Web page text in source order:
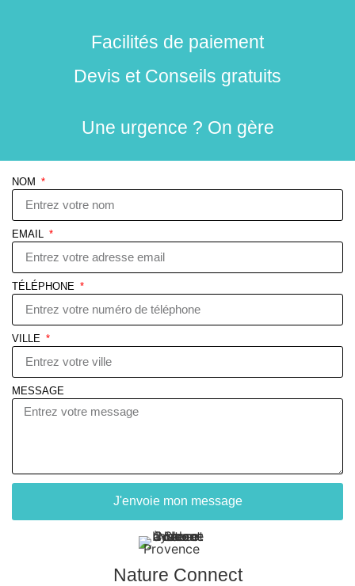
Facilités de paiement
Devis et Conseils gratuits
Une urgence ? On gère
NOM
EMAIL
TÉLÉPHONE
VILLE
MESSAGE
J'envoie mon message
Nature Connect